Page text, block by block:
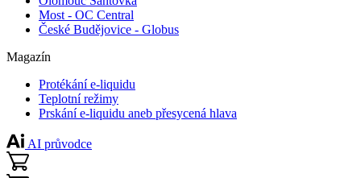
Most - OC Central
České Budějovice - Globus
Magazín
Protékání e-liquidu
Teplotní režimy
Prskání e-liquidu aneb přesycená hlava
AI průvodce